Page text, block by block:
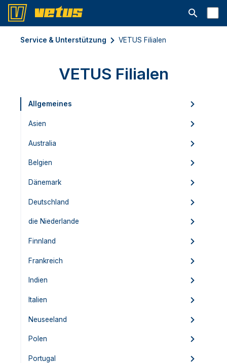
Suchleiste
Service & Unterstützung VETUS Filialen
VETUS Filialen
Allgemeines
Asien
Australia
Belgien
Dänemark
Deutschland
die Niederlande
Finnland
Frankreich
Indien
Italien
Neuseeland
Polen
Portugal